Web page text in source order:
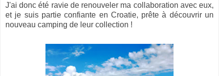
J'ai donc été ravie de renouveler ma collaboration avec eux,
et je suis partie confiante en Croatie, prête à découvrir un
nouveau camping de leur collection !